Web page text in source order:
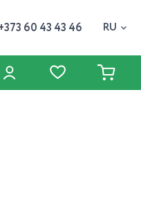
60 43 43 46 RU